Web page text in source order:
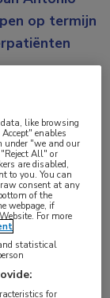
op termijn
bij de
gezien als
tegen de
de prognose
van de
met name
Tot een
Geurts.
like browsing
enables
under "we and our
All" or
are disabled,
to you. You can
consent at any
of the
webpage, if
For more
statistical
for